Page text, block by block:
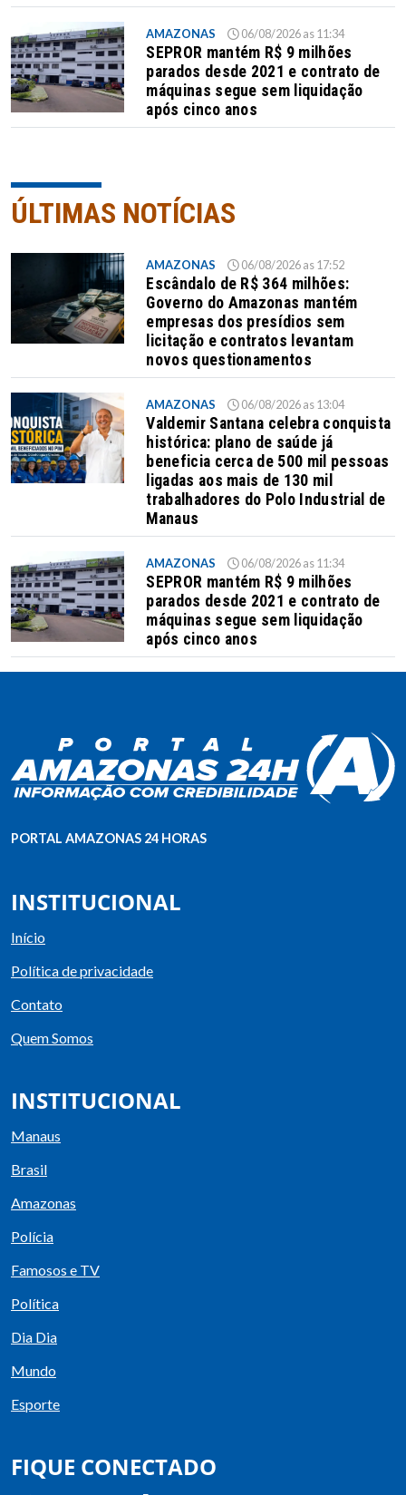
AMAZONAS 06/08/2026 as 11:34
SEPROR mantém R$ 9 milhões
parados desde 2021 e contrato de
máquinas segue sem liquidação
após cinco anos
ÚLTIMAS NOTÍCIAS
AMAZONAS 06/08/2026 as 17:52
Escândalo de R$ 364 milhões:
Governo do Amazonas mantém
empresas dos presídios sem
licitação e contratos levantam
novos questionamentos
AMAZONAS 06/08/2026 as 13:04
Valdemir Santana celebra conquista
histórica: plano de saúde já
beneficia cerca de 500 mil pessoas
ligadas aos mais de 130 mil
trabalhadores do Polo Industrial de
Manaus
AMAZONAS 06/08/2026 as 11:34
SEPROR mantém R$ 9 milhões
parados desde 2021 e contrato de
máquinas segue sem liquidação
após cinco anos
PORTAL AMAZONAS 24 HORAS
INSTITUCIONAL
Início
Política de privacidade
Contato
Quem Somos
INSTITUCIONAL
Manaus
Brasil
Amazonas
Polícia
Famosos e TV
Política
Dia Dia
Mundo
Esporte
FIQUE CONECTADO